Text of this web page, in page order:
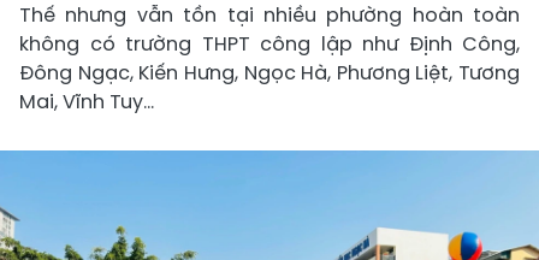
Thế nhưng vẫn tồn tại nhiều phường hoàn toàn
không có trường THPT công lập như Định Công,
Đông Ngạc, Kiến Hưng, Ngọc Hà, Phương Liệt, Tương
Mai, Vĩnh Tuy...